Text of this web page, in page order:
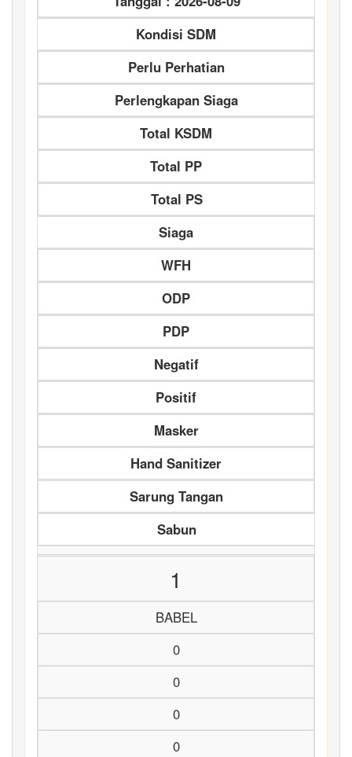
Kondisi SDM
Perlu Perhatian
Perlengkapan Siaga
Total KSDM
Total PP
Total PS
Siaga
WFH
ODP
PDP
Negatif
Positif
Masker
Hand Sanitizer
Sarung Tangan
Sabun
1
BABEL
0
0
0
0